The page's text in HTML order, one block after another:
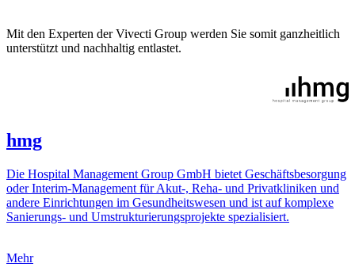
Mit den Experten der Vivecti Group werden Sie somit ganzheitlich
unterstützt und nachhaltig entlastet.
hmg
Die Hospital Management Group GmbH bietet Geschäftsbesorgung
oder Interim-Management für Akut-, Reha- und Privatkliniken und
andere Einrichtungen im Gesundheitswesen und ist auf komplexe
Sanierungs- und Umstrukturierungsprojekte spezialisiert.
Mehr